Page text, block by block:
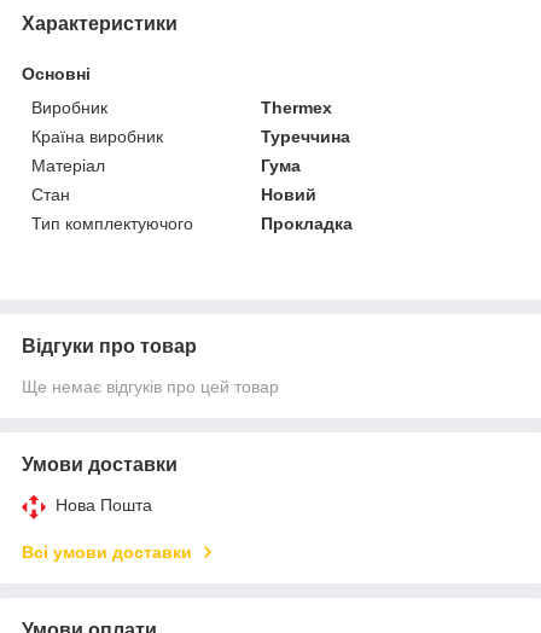
Характеристики
Основні
Виробник
Thermex
Країна виробник
Туреччина
Матеріал
Гума
Стан
Новий
Тип комплектуючого
Прокладка
Відгуки про товар
Ще немає відгуків про цей товар
Умови доставки
Нова Пошта
Всі умови доставки